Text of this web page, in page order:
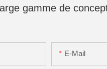
gamme de
E-Mail